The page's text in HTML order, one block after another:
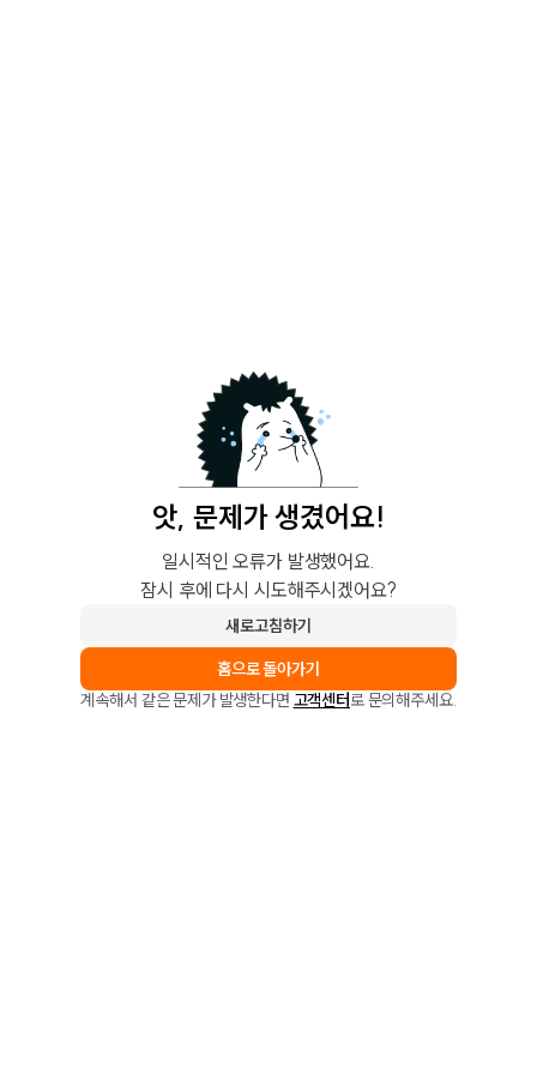
앗, 문제가 생겼어요!
일시적인 오류가 발생했어요.
잠시 후에 다시 시도해주시겠어요?
새로고침하기
홈으로 돌아가기
계속해서 같은 문제가 발생한다면 고객센터로 문의해주세요.